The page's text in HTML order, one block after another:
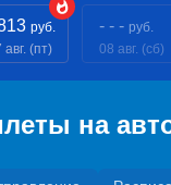
руб.
авг. (пт)
- - - руб.
08 авг. (сб)
на